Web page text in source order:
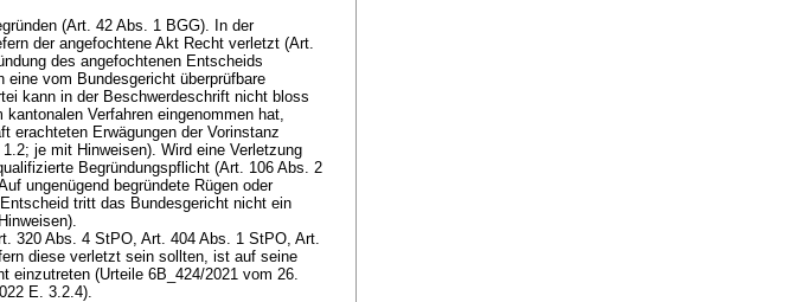
(Art. 42 Abs. 1 BGG). In der
der angefochtene Akt Recht verletzt (Art.
des angefochtenen Entscheids
eine vom Bundesgericht überprüfbare
kann in der Beschwerdeschrift nicht bloss
Verfahren eingenommen hat,
erachteten Erwägungen der Vorinstanz
1.2; je mit Hinweisen). Wird eine Verletzung
Begründungspflicht (Art. 106 Abs. 2
ungenügend begründete Rügen oder
tritt das Bundesgericht nicht ein
320 Abs. 4 StPO, Art. 404 Abs. 1 StPO, Art.
diese verletzt sein sollten, ist auf seine
einzutreten (Urteile 6B_424/2021 vom 26.
E. 3.2.4).